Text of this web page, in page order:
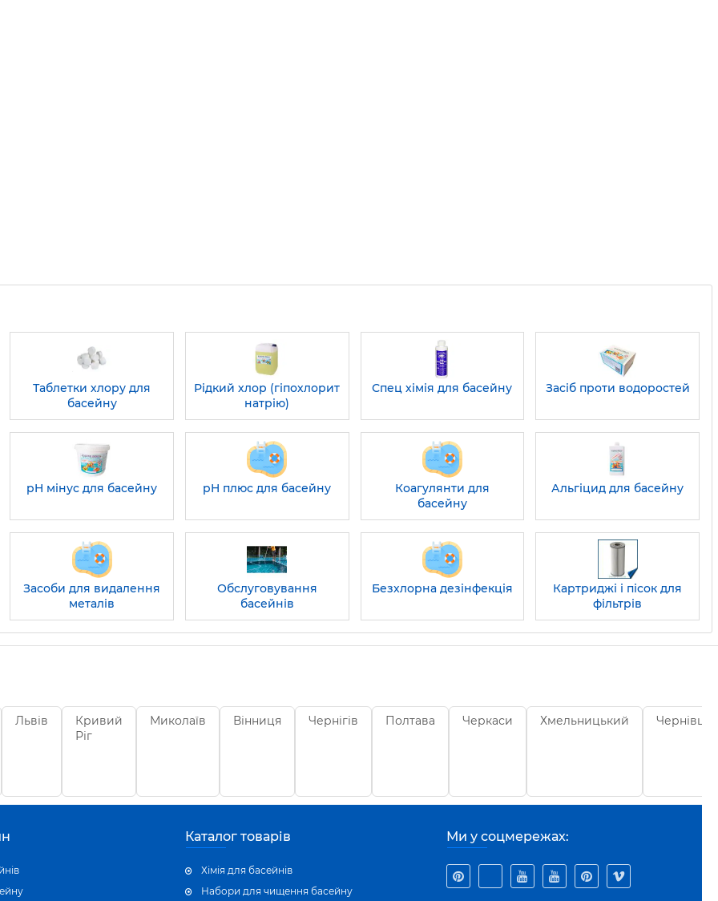
Таблетки хлору для
басейну
Рідкий хлор (гіпохлорит
натрію)
Спец хімія для басейну Засіб проти водоростей
pH мінус для басейну pH плюс для басейну
Коагулянти для
басейну
Альгіцид для басейну
Засоби для видалення
металів
Обслуговування
басейнів
Безхлорна дезінфекція
Картриджі і пісок для
фільтрів
Львів
Кривий
Ріг
Миколаїв Вінниця Чернігів Полтава Черкаси Хмельницький Чернівці
Каталог товарів
Хімія для басейнів
Набори для чищення басейну
Ми у соцмережах: